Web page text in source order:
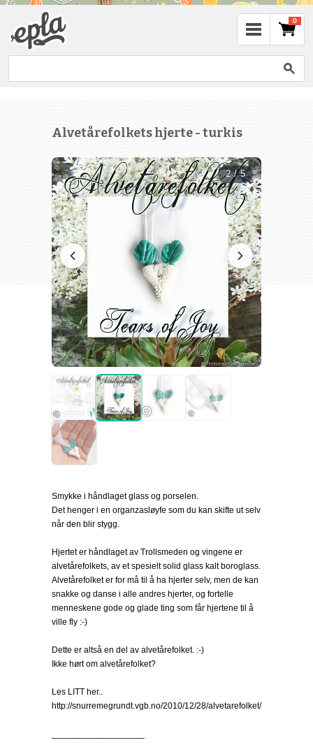
0
Alvetårefolkets hjerte - turkis
2 / 5
Smykke i håndlaget glass og porselen.
Det henger i en organzasløyfe som du kan skifte ut selv
når den blir stygg.
Hjertet er håndlaget av Trollsmeden og vingene er
alvetårefolkets, av et spesielt solid glass kalt boroglass.
Alvetårefolket er for må til å ha hjerter selv, men de kan
snakke og danse i alle andres hjerter, og fortelle
menneskene gode og glade ting som får hjertene til å
ville fly :-)
Dette er altså en del av alvetårefolket. :-)
Ikke hørt om alvetårefolket?
Les LITT her..
http://snurremegrundt.vgb.no/2010/12/28/alvetarefolket/